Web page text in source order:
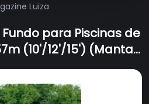
Luiza
para Piscinas de
(10'/12'/15') (Manta